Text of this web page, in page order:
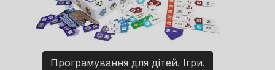
Програмування для дітей. Ігри.